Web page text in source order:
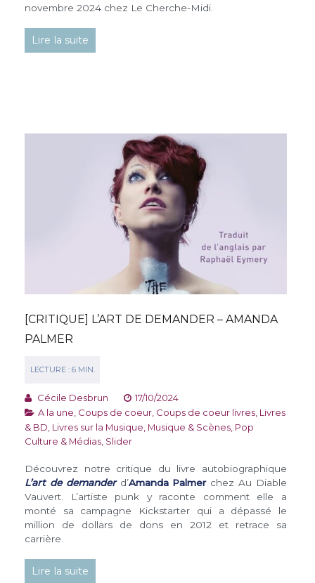
novembre 2024 chez Le Cherche-Midi.
Lire la suite
[CRITIQUE] L’ART DE DEMANDER – AMANDA
PALMER
Cécile Desbrun
17/10/2024
A la une Coups de coeur Coups de coeur livres Livres
& BD Livres sur la Musique Musique & Scènes Pop
Culture & Médias Slider
Découvrez notre critique du livre autobiographique
L’art de demanderd’Amanda Palmerchez Au Diable
Vauvert. L’artiste punk y raconte comment elle a
monté sa campagne Kickstarter qui a dépassé le
million de dollars de dons en 2012 et retrace sa
carrière.
Lire la suite